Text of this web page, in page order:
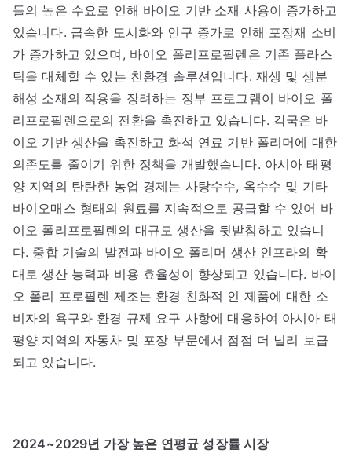
들의 높은 수요로 인해 바이오 기반 소재 사용이 증가하고
있습니다. 급속한 도시화와 인구 증가로 인해 포장재 소비
가 증가하고 있으며, 바이오 폴리프로필렌은 기존 플라스
틱을 대체할 수 있는 친환경 솔루션입니다. 재생 및 생분
해성 소재의 적용을 장려하는 정부 프로그램이 바이오 폴
리프로필렌으로의 전환을 촉진하고 있습니다. 각국은 바
이오 기반 생산을 촉진하고 화석 연료 기반 폴리머에 대한
의존도를 줄이기 위한 정책을 개발했습니다. 아시아 태평
양 지역의 탄탄한 농업 경제는 사탕수수, 옥수수 및 기타
바이오매스 형태의 원료를 지속적으로 공급할 수 있어 바
이오 폴리프로필렌의 대규모 생산을 뒷받침하고 있습니
다. 중합 기술의 발전과 바이오 폴리머 생산 인프라의 확
대로 생산 능력과 비용 효율성이 향상되고 있습니다. 바이
오 폴리 프로필렌 제조는 환경 친화적 인 제품에 대한 소
비자의 욕구와 환경 규제 요구 사항에 대응하여 아시아 태
평양 지역의 자동차 및 포장 부문에서 점점 더 널리 보급
되고 있습니다.
2024~2029년 가장 높은 연평균 성장률 시장